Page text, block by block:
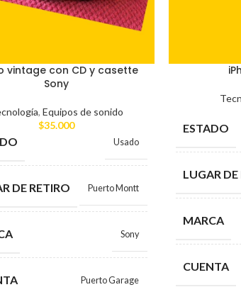
vintage con CD y casette
Sony
, Equipos de sonido
$35.000
Usado
DE RETIRO Puerto Montt
Sony
Puerto Garage
ESTADO
LUGAR DE
MARCA
CUENTA